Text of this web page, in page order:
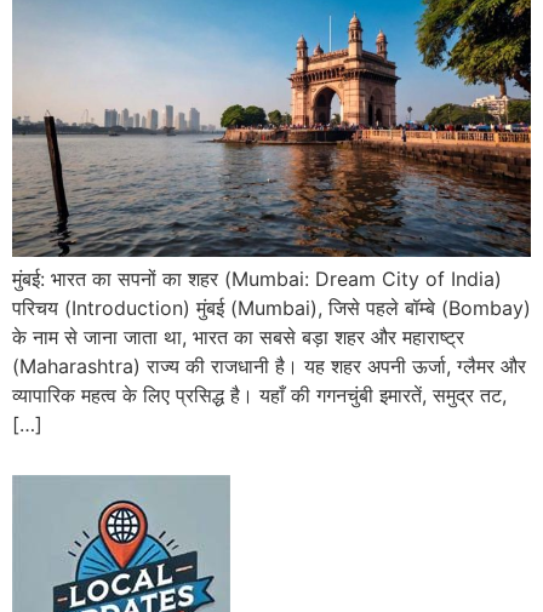
मुंबई: भारत का सपनों का शहर (Mumbai: Dream City of India)
परिचय (Introduction) मुंबई (Mumbai), जिसे पहले बॉम्बे (Bombay)
के नाम से जाना जाता था, भारत का सबसे बड़ा शहर और महाराष्ट्र
(Maharashtra) राज्य की राजधानी है। यह शहर अपनी ऊर्जा, ग्लैमर और
व्यापारिक महत्व के लिए प्रसिद्ध है। यहाँ की गगनचुंबी इमारतें, समुद्र तट,
[…]